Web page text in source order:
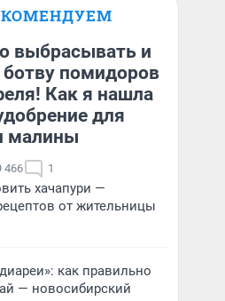
выбрасывать и
помидоров
Как я нашла
для
малины
466 1
хачапури —
от жительницы
как правильно
— новосибирский